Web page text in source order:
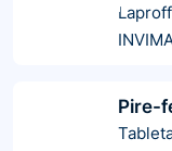
Laproff
Pire-